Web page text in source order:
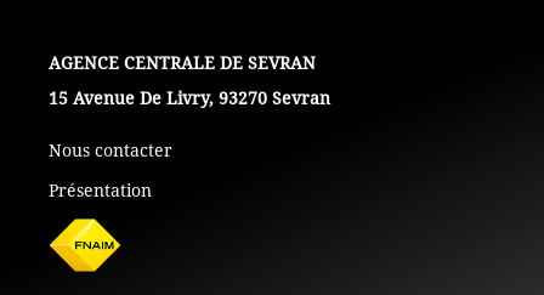
ESTIMATION
L'AGENCE
15 Avenue De Livry, 93270 Sevran
Nous contacter
Présentation